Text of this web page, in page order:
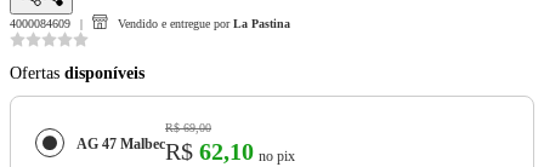
4000084609 Vendido e entregue por La Pastina
Ofertas disponíveis
AG 47 Malbec
R$ 69,00
R$ 62,10 no pix